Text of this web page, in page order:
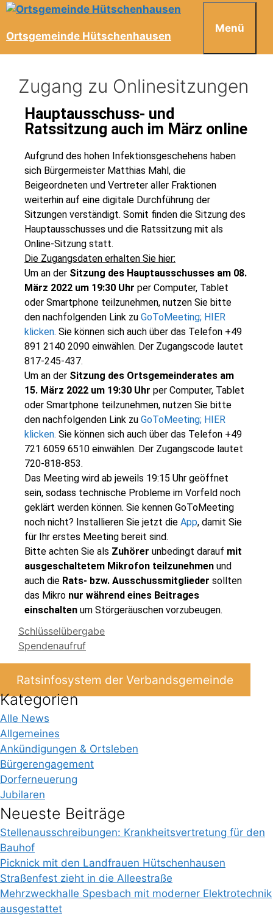
Ortsgemeinde Hütschenhausen
Menü
Zugang zu Onlinesitzungen
Hauptausschuss- und
Ratssitzung auch im März online
Aufgrund des hohen Infektionsgeschehens haben
sich Bürgermeister Matthias Mahl, die
Beigeordneten und Vertreter aller Fraktionen
weiterhin auf eine digitale Durchführung der
Sitzungen verständigt. Somit finden die Sitzung des
Hauptausschusses und die Ratssitzung mit als
Online-Sitzung statt.
Die Zugangsdaten erhalten Sie hier:
Um an der Sitzung des Hauptausschusses am 08.
März 2022 um 19:30 Uhr per Computer, Tablet
oder Smartphone teilzunehmen, nutzen Sie bitte
den nachfolgenden Link zu GoToMeeting; HIER
klicken. Sie können sich auch über das Telefon +49
891 2140 2090 einwählen. Der Zugangscode lautet
817-245-437.
Um an der Sitzung des Ortsgemeinderates am
15. März 2022 um 19:30 Uhr per Computer, Tablet
oder Smartphone teilzunehmen, nutzen Sie bitte
den nachfolgenden Link zu GoToMeeting; HIER
klicken. Sie können sich auch über das Telefon +49
721 6059 6510 einwählen. Der Zugangscode lautet
720-818-853.
Das Meeting wird ab jeweils 19:15 Uhr geöffnet
sein, sodass technische Probleme im Vorfeld noch
geklärt werden können. Sie kennen GoToMeeting
noch nicht? Installieren Sie jetzt die App, damit Sie
für Ihr erstes Meeting bereit sind.
Bitte achten Sie als Zuhörer unbedingt darauf mit
ausgeschaltetem Mikrofon teilzunehmen und
auch die Rats- bzw. Ausschussmitglieder sollten
das Mikro nur während eines Beitrages
einschalten um Störgeräuschen vorzubeugen.
Schlüsselübergabe
Spendenaufruf
Ratsinfosystem der Verbandsgemeinde
Kategorien
Alle News
Allgemeines
Ankündigungen & Ortsleben
Bürgerengagement
Dorferneuerung
Jubilaren
Neueste Beiträge
Stellenausschreibungen: Krankheitsvertretung für den
Bauhof
Picknick mit den Landfrauen Hütschenhausen
Straßenfest zieht in die Alleestraße
Mehrzweckhalle Spesbach mit moderner Elektrotechnik
ausgestattet